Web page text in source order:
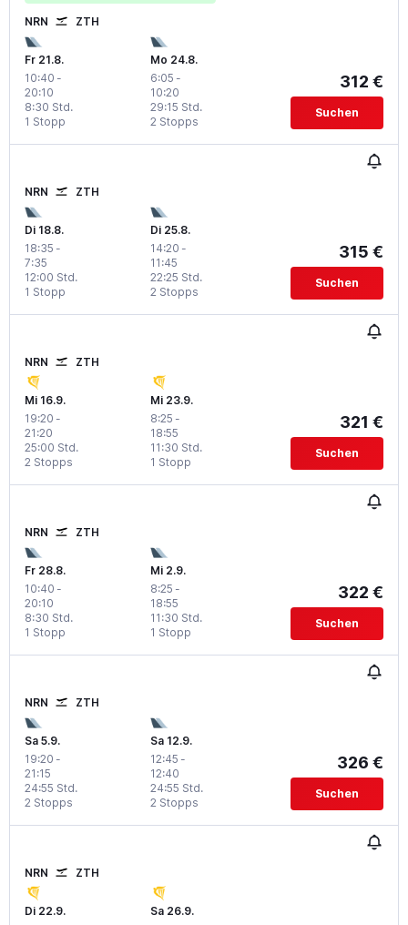
NRN ZTH
Fr 21.8.
10:40 -
20:10
1 Stopp
8:30 Std.
Mo 24.8.
6:05 -
10:20
2 Stopps
29:15 Std.
312 €
Suchen
NRN ZTH
Di 18.8.
18:35 -
7:35
1 Stopp
12:00 Std.
Di 25.8.
14:20 -
11:45
2 Stopps
22:25 Std.
315 €
Suchen
NRN ZTH
Mi 16.9.
19:20 -
21:20
2 Stopps
25:00 Std.
Mi 23.9.
8:25 -
18:55
1 Stopp
11:30 Std.
321 €
Suchen
NRN ZTH
Fr 28.8.
10:40 -
20:10
1 Stopp
8:30 Std.
Mi 2.9.
8:25 -
18:55
1 Stopp
11:30 Std.
322 €
Suchen
NRN ZTH
Sa 5.9.
19:20 -
21:15
2 Stopps
24:55 Std.
Sa 12.9.
12:45 -
12:40
2 Stopps
24:55 Std.
326 €
Suchen
NRN ZTH
Di 22.9.
Sa 26.9.